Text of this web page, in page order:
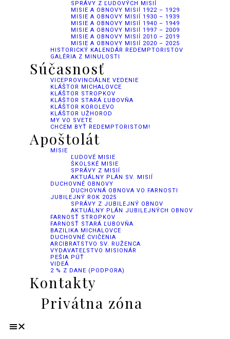
SPRÁVY Z ĽUDOVÝCH MISIÍ
MISIE A OBNOVY MISIÍ 1922 – 1929
MISIE A OBNOVY MISIÍ 1930 – 1939
MISIE A OBNOVY MISIÍ 1940 – 1949
MISIE A OBNOVY MISIÍ 1997 – 2009
MISIE A OBNOVY MISIÍ 2010 – 2019
MISIE A OBNOVY MISIÍ 2020 – 2025
HISTORICKÝ KALENDÁR REDEMPTORISTOV
GALÉRIA Z MINULOSTI
Súčasnosť
VICEPROVINCIÁLNE VEDENIE
KLÁŠTOR MICHALOVCE
KLÁŠTOR STROPKOV
KLÁŠTOR STARÁ ĽUBOVŇA
KLÁŠTOR KOROLEVO
KLÁŠTOR UŽHOROD
MY VO SVETE
CHCEM BYŤ REDEMPTORISTOM!
Apoštolát
MISIE
ĽUDOVÉ MISIE
ŠKOLSKÉ MISIE
SPRÁVY Z MISIÍ
AKTUÁLNY PLÁN SV. MISIÍ
DUCHOVNÉ OBNOVY
DUCHOVNÁ OBNOVA VO FARNOSTI
JUBILEJNÝ ROK 2025
SPRÁVY Z JUBILEJNÝ OBNOV
AKTUÁLNY PLÁN JUBILEJNÝCH OBNOV
FARNOSŤ STROPKOV
FARNOSŤ STARÁ ĽUBOVŇA
BAZILIKA MICHALOVCE
DUCHOVNÉ CVIČENIA
ARCIBRATSTVO SV. RUŽENCA
VYDAVATEĽSTVO MISIONÁR
PEŠIA PÚŤ
VIDEÁ
2 % Z DANE (PODPORA)
Kontakty
Privátna zóna